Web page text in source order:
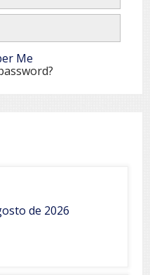
Me
de 2026